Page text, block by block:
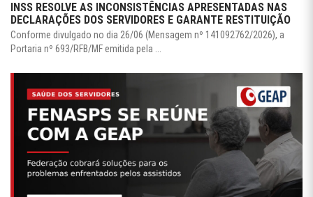
INSS RESOLVE AS INCONSISTÊNCIAS APRESENTADAS NAS
DECLARAÇÕES DOS SERVIDORES E GARANTE RESTITUIÇÃO
Conforme divulgado no dia 26/06 (Mensagem nº 141092762/2026), a
Portaria nº 693/RFB/MF emitida pela ...